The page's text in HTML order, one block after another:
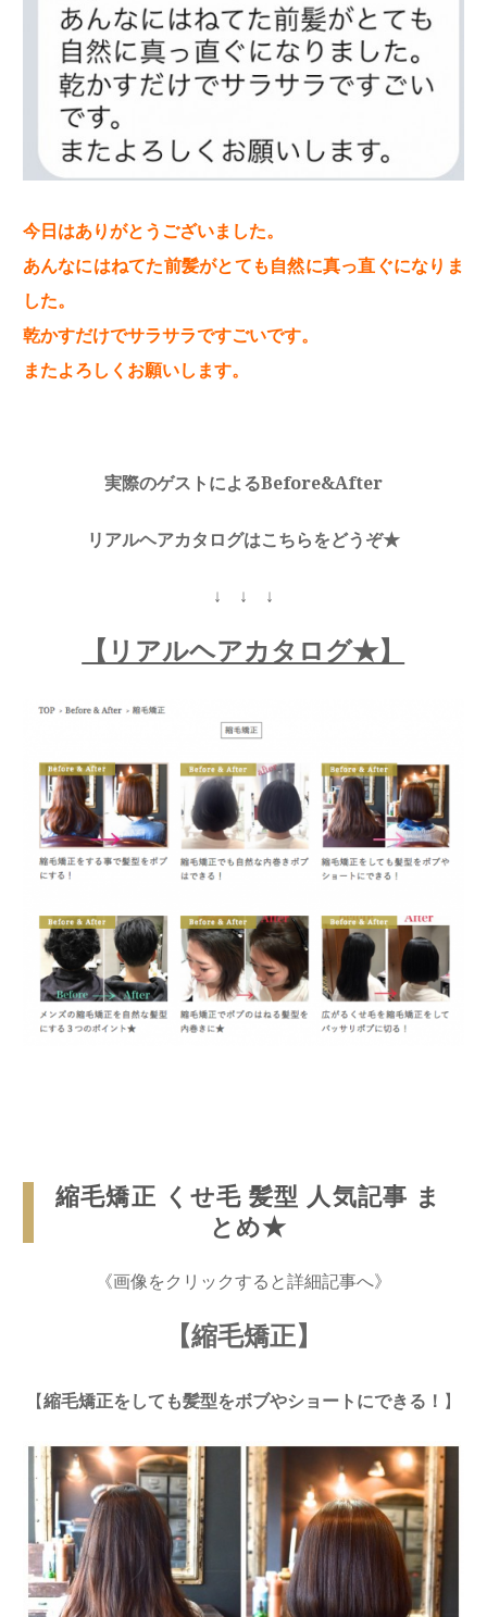
今日はありがとうございました。
あんなにはねてた前髪がとても自然に真っ直ぐになりま
した。
乾かすだけでサラサラですごいです。
またよろしくお願いします。
実際のゲストによるBefore&After
リアルヘアカタログはこちらをどうぞ★
↓ ↓ ↓
【リアルヘアカタログ★】
縮毛矯正 くせ毛 髪型 人気記事 ま
とめ★
《画像をクリックすると詳細記事へ》
【縮毛矯正】
【縮毛矯正をしても髪型をボブやショートにできる！ 】